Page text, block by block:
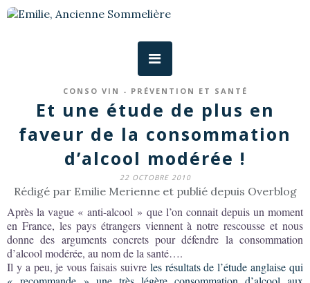
CONSO VIN - PRÉVENTION ET SANTÉ
Et une étude de plus en
faveur de la consommation
d’alcool modérée !
22 OCTOBRE 2010
Rédigé par Emilie Merienne et publié depuis Overblog
Après la vague « anti-alcool » que l’on connait depuis un moment
en France, les pays étrangers viennent à notre rescousse et nous
donne des arguments concrets pour défendre la consommation
d’alcool modérée, au nom de la santé….
Il y a peu, je vous faisais suivre les résultats de l’étude anglaise qui